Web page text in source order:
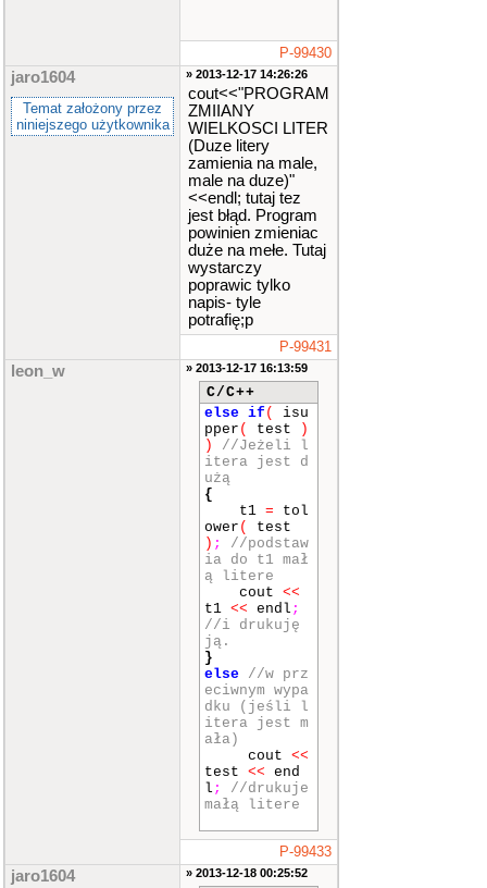
P-99430
jaro1604
Temat założony przez
niniejszego użytkownika
» 2013-12-17 14:26:26
cout<<"PROGRAM
ZMIIANY
WIELKOSCI LITER
(Duze litery
zamienia na male,
male na duze)"
<<endl; tutaj tez
jest błąd. Program
powinien zmieniac
duże na mełe. Tutaj
wystarczy
poprawic tylko
napis- tyle
potrafię;p
P-99431
leon_w » 2013-12-17 16:13:59
C/C++
else if (
isu
pper ( test
)
)
//Jeżeli l
itera jest d
użą
{
t1 = tol
ower (
test
) ;
//podstaw
ia do t1 mał
ą litere
cout <<
t1 << endl ;
//i drukuję
ją.
}
else //w prz
eciwnym wypa
dku (jeśli l
itera jest m
ała)
cout <<
test << end
l ;
//drukuje
małą litere
P-99433
jaro1604 » 2013-12-18 00:25:52